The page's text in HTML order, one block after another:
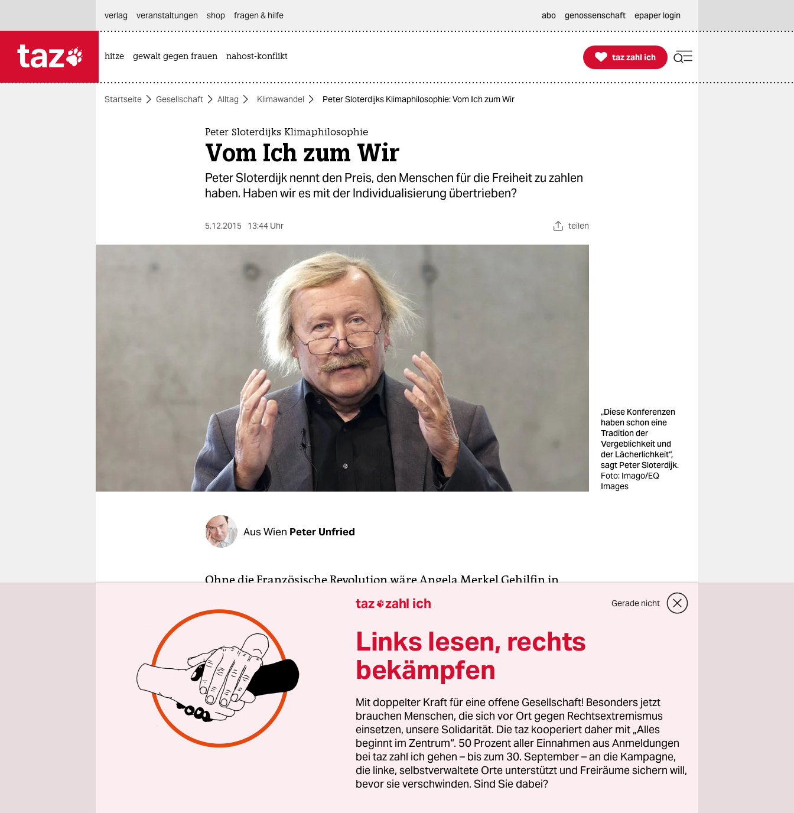
themen
verlag
veranstaltungen shop fragen & hilfe abo genossenschaft epaper login
hitze gewalt gegen frauen nahost-konflikt 
taz zahl ich
taz zahl ich
Startseite Gesellschaft Alltag Klimawandel Peter Sloterdijks Klimaphilosophie: Vom Ich zum Wir
Peter Sloterdijks Klimaphilosophie
Vom Ich zum Wir
Peter Sloterdijk nennt den Preis, den Menschen für die Freiheit zu zahlen
haben. Haben wir es mit der Individualisierung übertrieben?
5.12.2015 13:44 Uhr teilen
„Diese Konferenzen
haben schon eine
Tradition der
Vergeblichkeit und
der Lächerlichkeit“,
sagt Peter Sloterdijk.
Foto: Imago/EQ
Images
Aus Wien Peter Unfried
Ohne die Französische Revolution wäre Angela Merkel Gehilfin in
einem Pfarrhaus und Joachim Gauck wäre Hilfstotengräber auf einem
Kleinstadtfriedhof. Und er? „Ich“, sagt Peter Sloterdijk, „ich wäre im
günstigsten Fall ein Volksschullehrer auf dem Land.“
Sloterdijk, 68, empfängt in einem repräsentativen Altbau im 1. Bezirk
der Stadt Wien, ein paar Schritte vom Innenring und nur ein paar
hundert Meter vom Stephansdom entfernt. Bücherregale, Schreibtisch
und ein Holztisch, an den er jetzt bittet. Er sieht aus wie der Peter
Sloterdijk im Fernsehen – nur dass er barfuß ist.
taz zahl ich Gerade nicht
Links lesen, rechts
bekämpfen
Mit doppelter Kraft für eine offene Gesellschaft! Besonders jetzt
brauchen Menschen, die sich vor Ort gegen Rechtsextremismus
einsetzen, unsere Solidarität. Die taz kooperiert daher mit „Alles
beginnt im Zentrum“. 50 Prozent aller Einnahmen aus Anmeldungen
bei taz zahl ich gehen – bis zum 30. September – an die Kampagne,
die linke, selbstverwaltete Orte unterstützt und Freiräume sichern will,
bevor sie verschwinden. Sind Sie dabei?